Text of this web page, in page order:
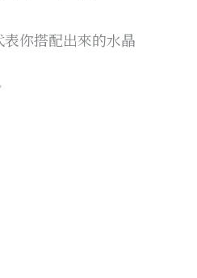
你搭配出來的水晶